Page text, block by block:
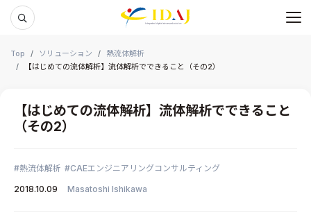
メ
Top ソリューション
熱流体解析
【はじめての流体解析】流体解析でできること（その2）
【はじめての流体解析】流体解析でできること
（その2）
熱流体解析
CAEエンジニアリングコンサルティング
2018.10.09
Masatoshi Ishikawa